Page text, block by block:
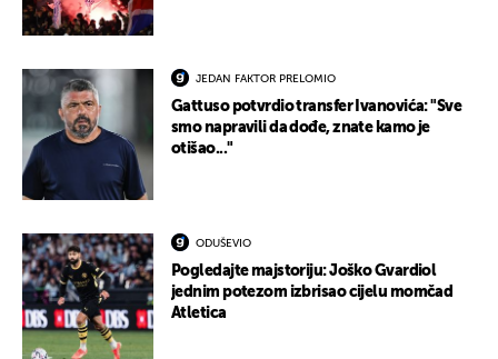
JEDAN FAKTOR PRELOMIO
Gattuso potvrdio transfer Ivanovića: "Sve
smo napravili da dođe, znate kamo je
otišao..."
ODUŠEVIO
Pogledajte majstoriju: Joško Gvardiol
jednim potezom izbrisao cijelu momčad
Atletica